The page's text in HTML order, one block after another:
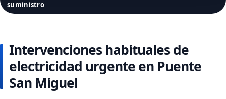
suministro
Intervenciones habituales de
electricidad urgente en Puente
San Miguel